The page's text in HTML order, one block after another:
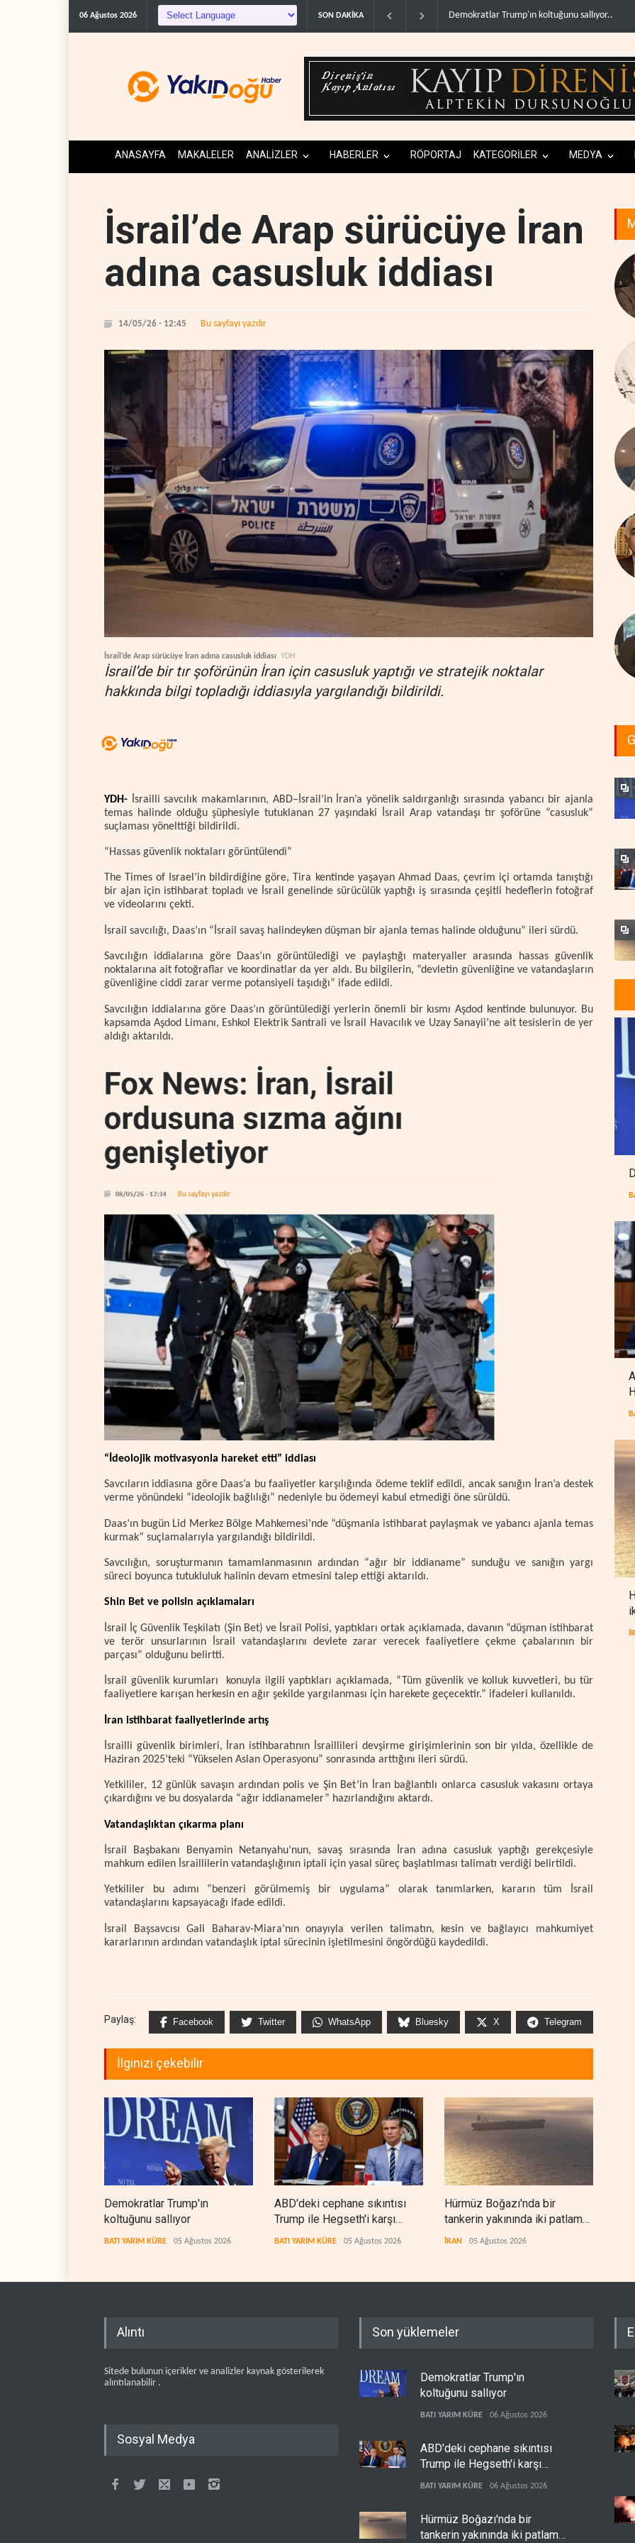
06 Ağustos 2026 SON DAKİKA ABD'deki cephane sıkıntısı Trump ile Hegseth'i
ANASAYFA MAKALELER ANALİZLER HABERLER RÖPORTAJ KATEGORİLER MEDYA
İsrail’de Arap sürücüye İran
adına casusluk iddiası
14/05/26 - 12:45 Bu sayfayı yazdır
İsrail’de Arap sürücüye İran adına casusluk iddiası YDH
İsrail’de bir tır şoförünün İran için casusluk yaptığı ve stratejik noktalar
hakkında bilgi topladığı iddiasıyla yargılandığı bildirildi.
YDH- İsrailli savcılık makamlarının, ABD–İsrail’in İran’a yönelik saldırganlığı sırasında yabancı bir ajanla
temas halinde olduğu şüphesiyle tutuklanan 27 yaşındaki İsrail Arap vatandaşı tır şoförüne “casusluk”
suçlaması yönelttiği bildirildi.
“Hassas güvenlik noktaları görüntülendi”
The Times of Israel’in bildirdiğine göre, Tira kentinde yaşayan Ahmad Daas, çevrim içi ortamda tanıştığı
bir ajan için istihbarat topladı ve İsrail genelinde sürücülük yaptığı iş sırasında çeşitli hedeflerin fotoğraf
ve videolarını çekti.
İsrail savcılığı, Daas’ın “İsrail savaş halindeyken düşman bir ajanla temas halinde olduğunu” ileri sürdü.
Savcılığın iddialarına göre Daas’ın görüntülediği ve paylaştığı materyaller arasında hassas güvenlik
noktalarına ait fotoğraflar ve koordinatlar da yer aldı. Bu bilgilerin, “devletin güvenliğine ve vatandaşların
güvenliğine ciddi zarar verme potansiyeli taşıdığı” ifade edildi.
Savcılığın iddialarına göre Daas’ın görüntülediği yerlerin önemli bir kısmı Aşdod kentinde bulunuyor. Bu
kapsamda Aşdod Limanı, Eshkol Elektrik Santrali ve İsrail Havacılık ve Uzay Sanayii’ne ait tesislerin de yer
aldığı aktarıldı.
“İdeolojik motivasyonla hareket etti” iddiası
Savcıların iddiasına göre Daas’a bu faaliyetler karşılığında ödeme teklif edildi, ancak sanığın İran’a destek
verme yönündeki “ideolojik bağlılığı” nedeniyle bu ödemeyi kabul etmediği öne sürüldü.
Daas’ın bugün Lid Merkez Bölge Mahkemesi’nde “düşmanla istihbarat paylaşmak ve yabancı ajanla temas
kurmak” suçlamalarıyla yargılandığı bildirildi.
Savcılığın, soruşturmanın tamamlanmasının ardından “ağır bir iddianame” sunduğu ve sanığın yargı
süreci boyunca tutukluluk halinin devam etmesini talep ettiği aktarıldı.
Shin Bet ve polisin açıklamaları
İsrail İç Güvenlik Teşkilatı (Şin Bet) ve İsrail Polisi, yaptıkları ortak açıklamada, davanın “düşman istihbarat
ve terör unsurlarının İsrail vatandaşlarını devlete zarar verecek faaliyetlere çekme çabalarının bir
parçası” olduğunu belirtti.
İsrail güvenlik kurumları konuyla ilgili yaptıkları açıklamada, “Tüm güvenlik ve kolluk kuvvetleri, bu tür
faaliyetlere karışan herkesin en ağır şekilde yargılanması için harekete geçecektir.” ifadeleri kullanıldı.
İran istihbarat faaliyetlerinde artış
İsrailli güvenlik birimleri, İran istihbaratının İsraillileri devşirme girişimlerinin son bir yılda, özellikle de
Haziran 2025’teki “Yükselen Aslan Operasyonu” sonrasında arttığını ileri sürdü.
Yetkililer, 12 günlük savaşın ardından polis ve Şin Bet’in İran bağlantılı onlarca casusluk vakasını ortaya
çıkardığını ve bu dosyalarda “ağır iddianameler” hazırlandığını aktardı.
Vatandaşlıktan çıkarma planı
İsrail Başbakanı Benyamin Netanyahu’nun, savaş sırasında İran adına casusluk yaptığı gerekçesiyle
mahkum edilen İsraillilerin vatandaşlığının iptali için yasal süreç başlatılması talimatı verdiği belirtildi.
Yetkililer bu adımı “benzeri görülmemiş bir uygulama” olarak tanımlarken, kararın tüm İsrail
vatandaşlarını kapsayacağı ifade edildi.
İsrail Başsavcısı Gali Baharav-Miara’nın onayıyla verilen talimatın, kesin ve bağlayıcı mahkumiyet
kararlarının ardından vatandaşlık iptal sürecinin işletilmesini öngördüğü kaydedildi.
Paylaş: Facebook Twitter WhatsApp Bluesky X Telegram
İlginizi çekebilir
Demokratlar Trump'ın
koltuğunu sallıyor
BATI YARIM KÜRE 05 Ağustos 2026
ABD'deki cephane sıkıntısı
Trump ile Hegseth'i karşı
karşıya getirdi
BATI YARIM KÜRE 05 Ağustos 2026
Hürmüz Boğazı'nda bir
tankerin yakınında iki patlama
meydana geldi
İRAN 05 Ağustos 2026
Alıntı
Sitede bulunun içerikler ve analizler kaynak gösterilerek
alıntılanabilir .
Sosyal Medya
Son yüklemeler
Demokratlar Trump'ın
koltuğunu sallıyor
BATI YARIM KÜRE 06 Ağustos 2026
ABD'deki cephane sıkıntısı
Trump ile Hegseth'i karşı
karşıya getirdi
BATI YARIM KÜRE 06 Ağustos 2026
Hürmüz Boğazı'nda bir
tankerin yakınında iki patlama